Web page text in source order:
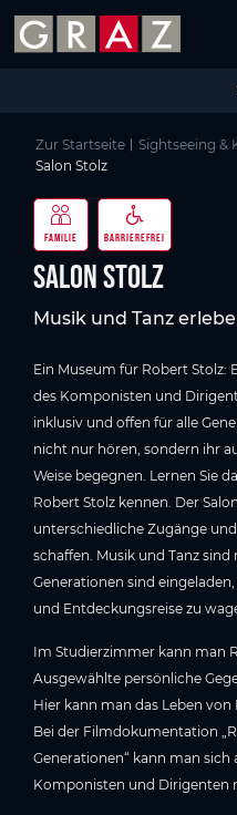
Skip to main content
Skip to table of contents
Skip to main navigation
Zur Startseite Sightseeing &
Salon Stolz
FAMILIE BARRIEREFREI
Salon Stolz
Musik und Tanz
Ein Museum für Robert Stolz:
des Komponisten und
inklusiv und offen für alle
nicht nur hören, sondern ihr
Weise begegnen. Lernen Sie
Robert Stolz kennen. Der
unterschiedliche Zugänge
schaffen. Musik und Tanz
Generationen sind
und Entdeckungsreise zu
Im Studierzimmer kann man
Ausgewählte persönliche
Hier kann man das Leben
Bei der Filmdokumentation
Generationen“ kann man sich
Komponisten und Dirigenten